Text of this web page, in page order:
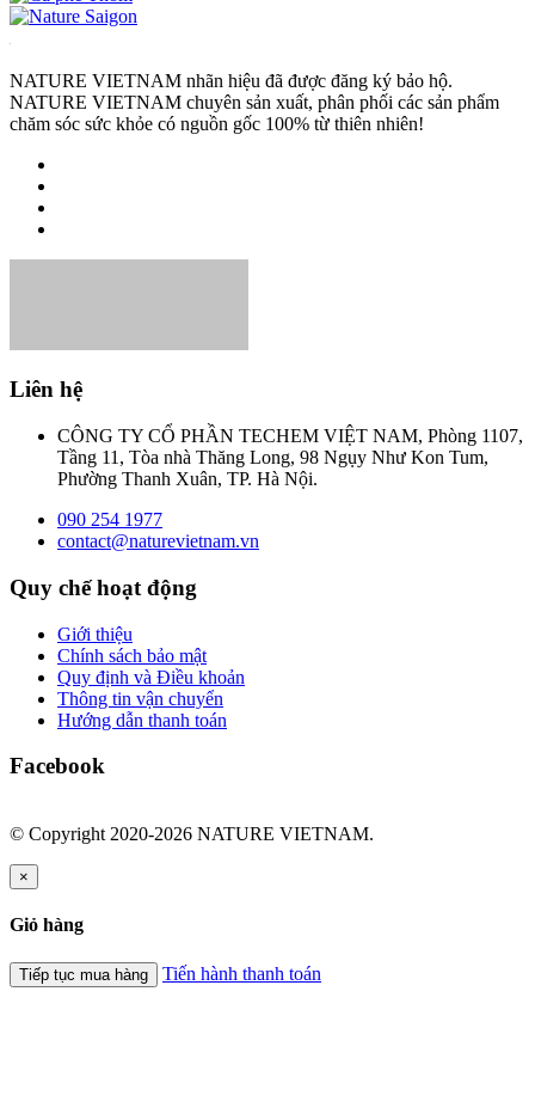
NATURE VIETNAM nhãn hiệu đã được đăng ký bảo hộ.
NATURE VIETNAM chuyên sản xuất, phân phối các sản phẩm
chăm sóc sức khỏe có nguồn gốc 100% từ thiên nhiên!
Liên hệ
CÔNG TY CỔ PHẦN TECHEM VIỆT NAM, Phòng 1107,
Tầng 11, Tòa nhà Thăng Long, 98 Ngụy Như Kon Tum,
Phường Thanh Xuân, TP. Hà Nội.
090 254 1977
contact@naturevietnam.vn
Quy chế hoạt động
Giới thiệu
Chính sách bảo mật
Quy định và Điều khoản
Thông tin vận chuyển
Hướng dẫn thanh toán
Facebook
© Copyright 2020-2026 NATURE VIETNAM.
×
Giỏ hàng
Tiếp tục mua hàng Tiến hành thanh toán